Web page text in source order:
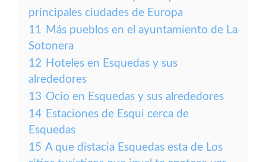
principales ciudades de Europa
11 Más pueblos en el ayuntamiento de La
Sotonera
12 Hoteles en Esquedas y sus
alrededores
13 Ocio en Esquedas y sus alrededores
14 Estaciones de Esqui cerca de
Esquedas
15 A que distacia Esquedas esta de Los